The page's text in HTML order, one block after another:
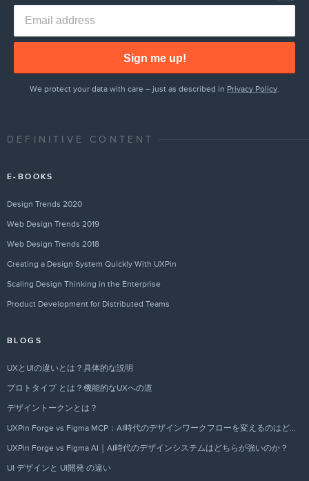
Sign me up!
We protect your data with care – just as described in Privacy Policy
DEFINITIVE CONTENT
E-BOOKS
Design Trends 2020
Web Design Trends 2019
Web Design Trends 2018
Creating a Design System Quickly With UXPin
Scaling Design Thinking in the Enterprise
Product Development for Distributed Teams
BLOGS
UXとUIの違いとは？具体的な説明
プロトタイプ とは？機能的なUXへの道
デザイントークンとは？
UXPin Forge vs Figma AI｜AI時代のデザインシステムはどちらが強いのか？
UI デザインと UI開発 の違い